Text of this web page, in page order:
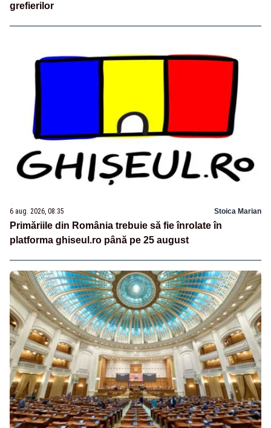
grefierilor
6 aug. 2026, 08:35 Stoica Marian
Primăriile din România trebuie să fie înrolate în
platforma ghiseul.ro până pe 25 august